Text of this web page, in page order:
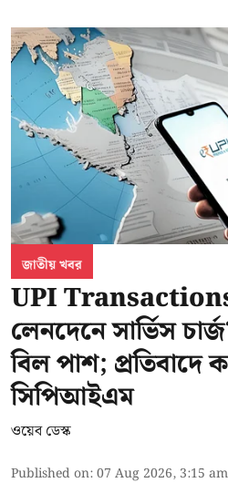
জাতীয় খবর
UPI
লেনদেনে সার্ভিস
বিল পাশ; প্রতিবাদে
সিপিআইএম
ওয়েব ডেস্ক
Published on:07 Aug 2026, 3:15 am